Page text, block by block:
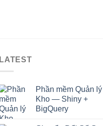
LATEST
Phần mềm Quản lý
Kho — Shiny +
BigQuery